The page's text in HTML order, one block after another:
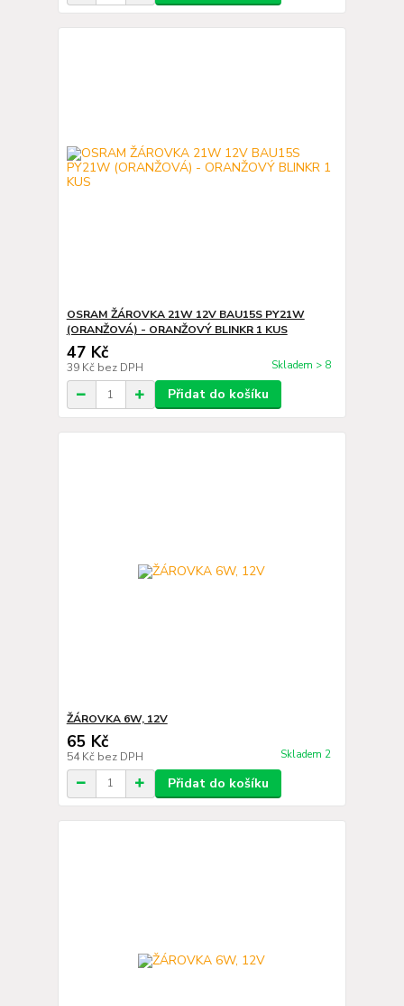
OSRAM ŽÁROVKA 21W 12V BAU15S PY21W
(ORANŽOVÁ) - ORANŽOVÝ BLINKR 1 KUS
47 Kč
39 Kč bez DPH Skladem > 8
Přidat do košíku
ŽÁROVKA 6W, 12V
65 Kč
54 Kč bez DPH Skladem 2
Přidat do košíku